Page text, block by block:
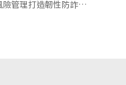
管理打造韌性防詐生
格局。